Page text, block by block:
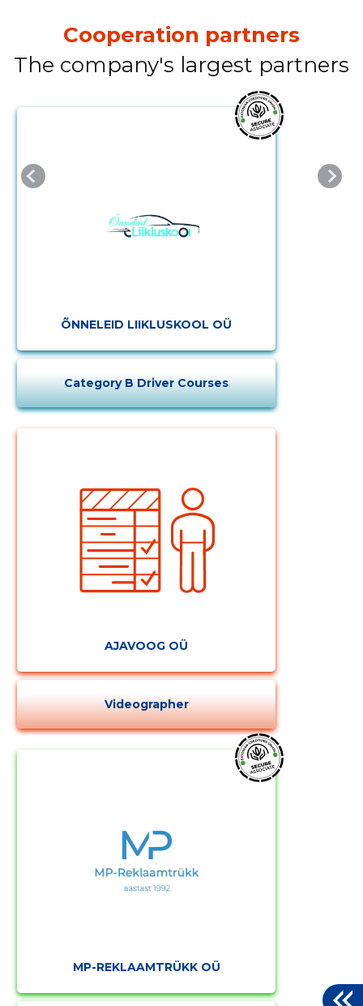
Cooperation partners
The company's largest partners
ÕNNELEID LIIKLUSKOOL OÜ
Category B Driver Courses
AJAVOOG OÜ
Videographer
MP-REKLAAMTRÜKK OÜ